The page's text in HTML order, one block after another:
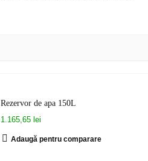
Rezervor de apa 150L
1.165,65 lei
Adaugă pentru comparare